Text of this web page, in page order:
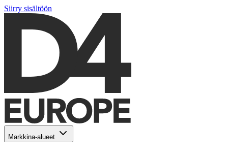
Siirry sisältöön
Markkina-alueet